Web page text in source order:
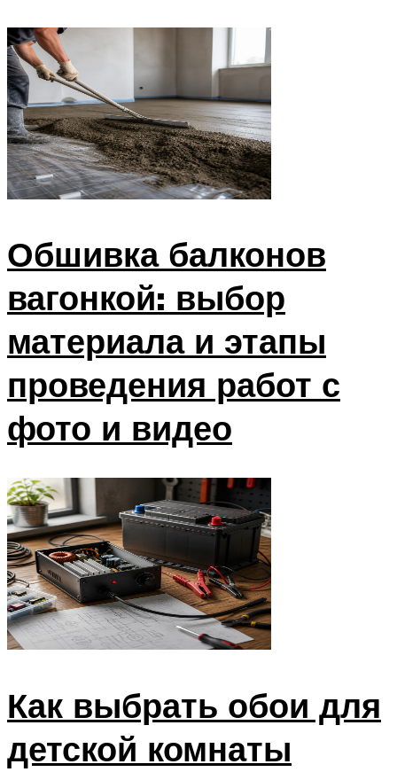
Обшивка балконов
вагонкой: выбор
материала и этапы
проведения работ с
фото и видео
Как выбрать обои для
детской комнаты